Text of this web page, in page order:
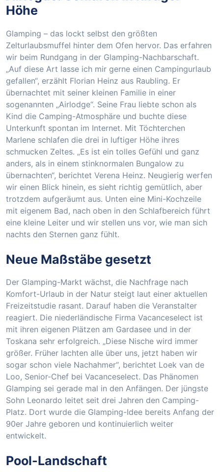
Höhe
Glamping – das lockt selbst den größten
Zelturlaubsmuffel hinter dem Ofen hervor. Das erfahren
wir beim Rundgang in der Glamping-Nachbarschaft.
„Auf diese Art lasse ich mir gerne einen Campingurlaub
gefallen“, erzählt Florian Heinz aus Raubling. Er
übernachtet mit seiner kleinen Familie in einer
sogenannten „Airlodge“. Seine Frau liebte schon als
Kind die Camping-Atmosphäre und buchte diese
Unterkunft spontan im Internet. Mit Töchterchen
Marlene schlafen die drei in luftiger Höhe ihres
schmucken Zeltes. „Es ist ein tolles Gefühl und ganz
anders, als in einem stinknormalen Bungalow zu
übernachten“, berichtet Verena Heinz. Neugierig werfen
wir einen Blick hinein, es sieht richtig gemütlich, aber
trotzdem aufgeräumt aus. Unten eine Mini-Kochzeile
mit eigenem Bad, nach oben in den Schlafbereich führt
eine kleine Leiter und wir stellen uns vor, wie man sich
nachts den Sternen ganz fühlt.
Neue Maßstäbe gesetzt
Der Glamping-Markt wächst, die Nachfrage nach
Komfort-Urlaub in der Natur steigt laut einer aktuellen
Freizeitstudie rasant. Darauf haben die Veranstalter
reagiert. Die niederländische Firma Vacanceselect ist
mit ihren eigenen Plätzen am Gardasee und in der
Toskana sehr erfolgreich. „Diese Nische wird immer
größer. Früher lachten alle über uns, jetzt haben wir
sogar schon viele Nachahmer“, berichtet Loek van de
Loo, Senior-Chef bei Vacanceselect. Das Phänomen
Glamping sei gerade mal in den Anfängen. Der jüngste
Sohn Leonardo leitet seit drei Jahren den Camping-
Platz. Dort wurde die Glamping-Idee bereits Anfang der
90er Jahre geboren und kontinuierlich weiter
entwickelt.
Pool-Landschaft